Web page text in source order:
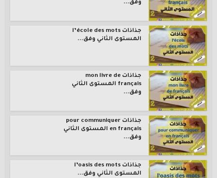
وفق...
جذاذات l’école des mots
المستوى الثاني وفق...
جذاذات mon livre de
français المستوى الثاني
وفق...
جذاذات pour communiquer
en français المستوى الثاني
وفق...
جذاذات l’oasis des mots
المستوى الثاني وفق...